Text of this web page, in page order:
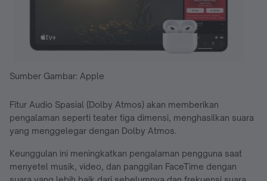
Sumber Gambar: Apple
Fitur Audio Spasial (Dolby Atmos) akan memberikan
pengalaman seperti teater tiga dimensi, menghasilkan suara
yang menggelegar dengan Dolby Atmos.
Keunggulan ini meningkatkan pengalaman pengguna saat
menyetel musik, video, dan panggilan FaceTime dengan